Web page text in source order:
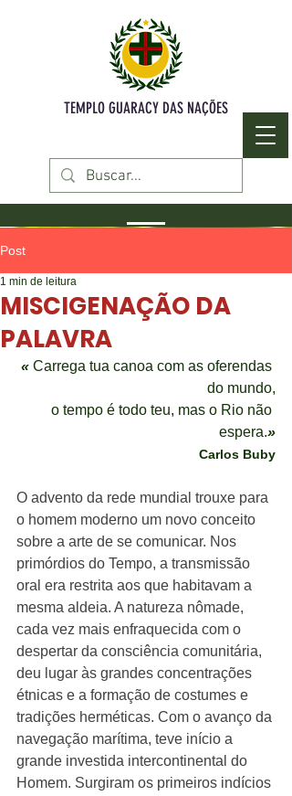
TEMPLO GUARACY DAS NAÇÕES
Post
MISCIGENAÇÃO DA
PALAVRA
1 min de leitura
« Carrega tua canoa com as oferendas
do mundo,
o tempo é todo teu, mas o Rio não
espera.»
Carlos Buby
O advento da rede mundial trouxe para
o homem moderno um novo conceito
sobre a arte de se comunicar. Nos
primórdios do Tempo, a transmissão
oral era restrita aos que habitavam a
mesma aldeia. A natureza nômade,
cada vez mais enfraquecida com o
despertar da consciência comunitária,
deu lugar às grandes concentrações
étnicas e a formação de costumes e
tradições herméticas. Com o avanço da
navegação marítima, teve início a
grande investida intercontinental do
Homem. Surgiram os primeiros indícios